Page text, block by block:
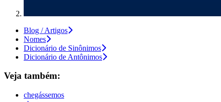
Blog / Artigos
Nomes
Dicionário de Sinônimos
Dicionário de Antônimos
Veja também:
chegássemos